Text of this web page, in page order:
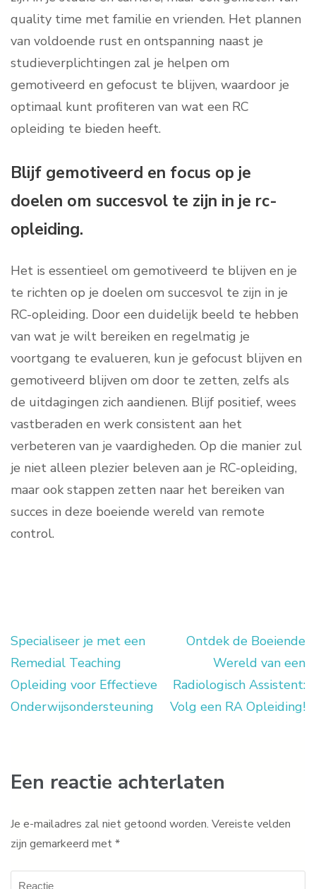
quality time met familie en vrienden. Het plannen
van voldoende rust en ontspanning naast je
studieverplichtingen zal je helpen om
gemotiveerd en gefocust te blijven, waardoor je
optimaal kunt profiteren van wat een RC
opleiding te bieden heeft.
Blijf gemotiveerd en focus op je
doelen om succesvol te zijn in je rc-
opleiding.
Het is essentieel om gemotiveerd te blijven en je
te richten op je doelen om succesvol te zijn in je
RC-opleiding. Door een duidelijk beeld te hebben
van wat je wilt bereiken en regelmatig je
voortgang te evalueren, kun je gefocust blijven en
gemotiveerd blijven om door te zetten, zelfs als
de uitdagingen zich aandienen. Blijf positief, wees
vastberaden en werk consistent aan het
verbeteren van je vaardigheden. Op die manier zul
je niet alleen plezier beleven aan je RC-opleiding,
maar ook stappen zetten naar het bereiken van
succes in deze boeiende wereld van remote
control.
Berichtnavigatie
Specialiseer je met een
Remedial Teaching
Opleiding voor Effectieve
Onderwijsondersteuning
Ontdek de Boeiende
Wereld van een
Radiologisch Assistent:
Volg een RA Opleiding!
Een reactie achterlaten
Je e-mailadres zal niet getoond worden. Vereiste velden
zijn gemarkeerd met*
Reactie